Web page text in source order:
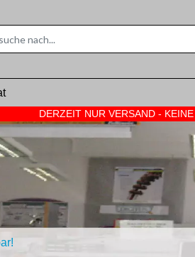
DERZEIT NUR VERSAND -